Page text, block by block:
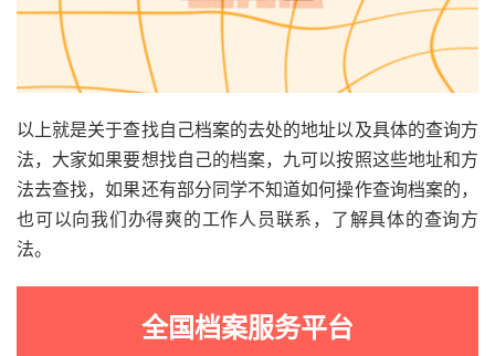
以上就是关于查找自己档案的去处的地址以及具体的查询方
法，大家如果要想找自己的档案，九可以按照这些地址和方
法去查找，如果还有部分同学不知道如何操作查询档案的，
也可以向我们办得爽的工作人员联系，了解具体的查询方
法。
全国档案服务平台